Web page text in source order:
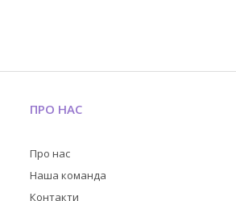
ПРО НАС
Про нас
Наша команда
Контакти